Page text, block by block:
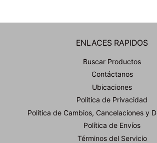
ENLACES RAPIDOS
Buscar Productos
Contáctanos
Ubicaciones
Política de Privacidad
Política de Cambios, Cancelaciones y
Política de Envíos
Términos del Servicio